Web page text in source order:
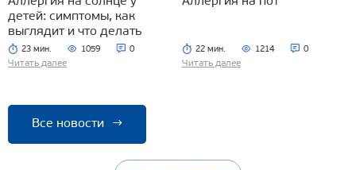
детей: симптомы, как
выглядит и что делать
23 мин. 1059 0
Читать далее
22 мин. 1214 0
Читать далее
Все новости →